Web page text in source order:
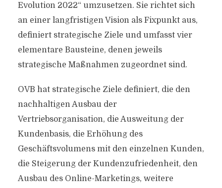
Evolution 2022“ umzusetzen. Sie richtet sich
an einer langfristigen Vision als Fixpunkt aus,
definiert strategische Ziele und umfasst vier
elementare Bausteine, denen jeweils
strategische Maßnahmen zugeordnet sind.
OVB hat strategische Ziele definiert, die den
nachhaltigen Ausbau der
Vertriebsorganisation, die Ausweitung der
Kundenbasis, die Erhöhung des
Geschäftsvolumens mit den einzelnen Kunden,
die Steigerung der Kundenzufriedenheit, den
Ausbau des Online-Marketings, weitere